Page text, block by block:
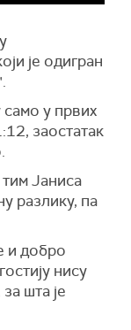
је одигран
само у првих
заостатак
Јаниса
разлику, па
и добро
нису
шта је